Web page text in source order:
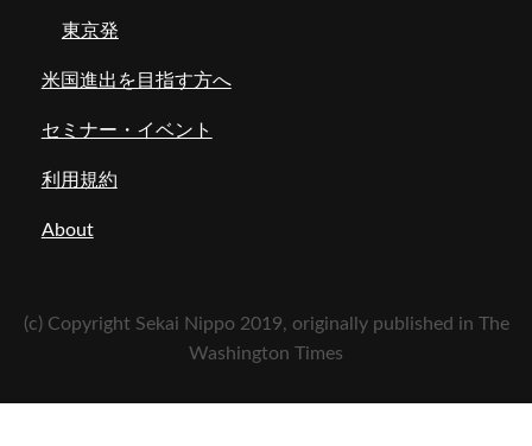
東京発
米国進出を目指す方へ
セミナー・イベント
利用規約
About
(c) Copyright Sekai Nippo 2019, originally published in The
Washington Times